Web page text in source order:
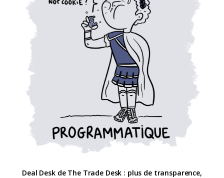
Deal Desk de The Trade Desk : plus de transparence,